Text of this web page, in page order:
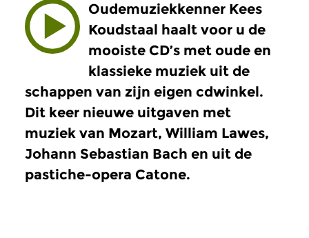
Oudemuziekkenner Kees
Koudstaal haalt voor u de
mooiste CD’s met oude en
klassieke muziek uit de
schappen van zijn eigen cdwinkel.
Dit keer nieuwe uitgaven met
muziek van Mozart, William Lawes,
Johann Sebastian Bach en uit de
pastiche-opera Catone.